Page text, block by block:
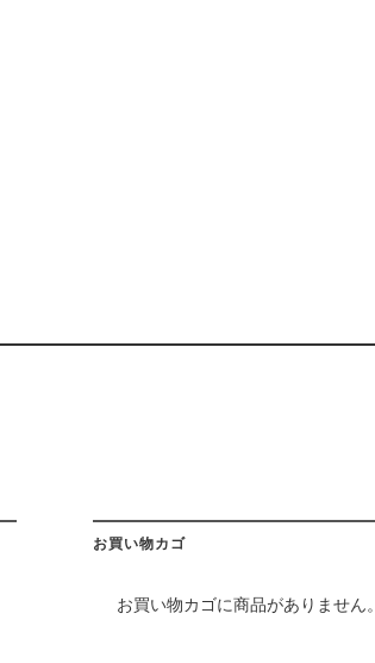
お買い物カゴ
お買い物カゴに商品がありません。